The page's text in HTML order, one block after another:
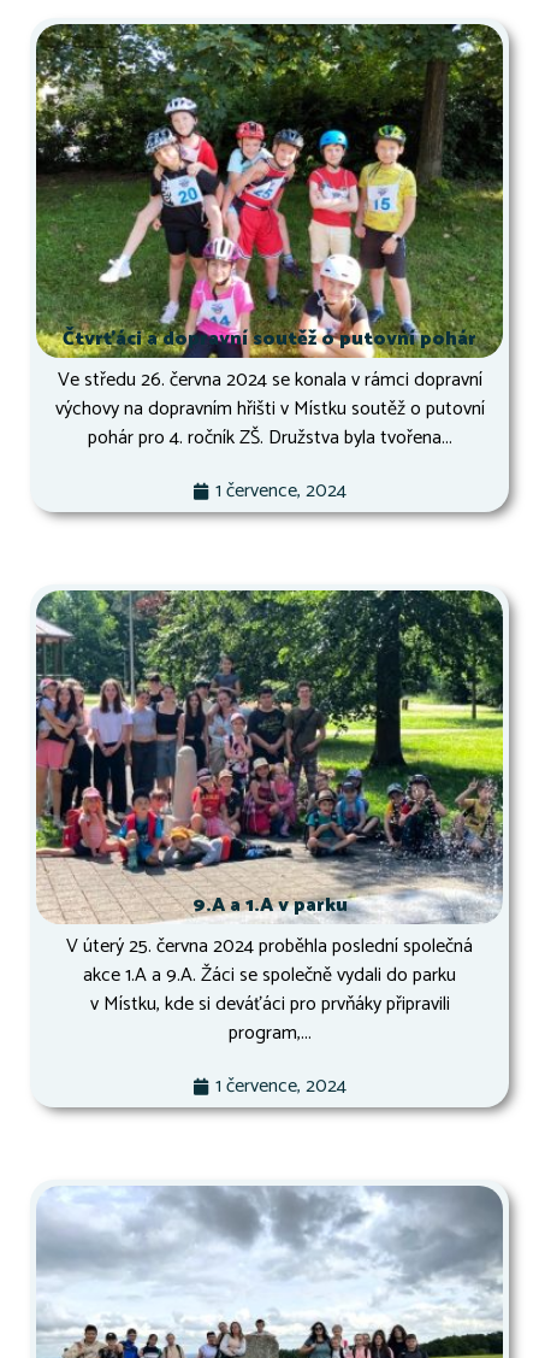
Čtvrťáci a dopravní soutěž o putovní pohár
Ve středu 26. června 2024 se konala v rámci dopravní
výchovy na dopravním hřišti v Místku soutěž o putovní
pohár pro 4. ročník ZŠ. Družstva byla tvořena...
1 července, 2024
9.A a 1.A v parku
V úterý 25. června 2024 proběhla poslední společná
akce 1.A a 9.A. Žáci se společně vydali do parku
v Místku, kde si deváťáci pro prvňáky připravili
program,...
1 července, 2024